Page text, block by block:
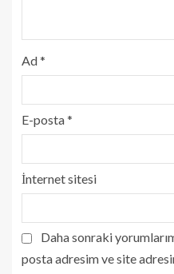
Ad*
E-posta*
İnternet sitesi
Daha sonraki
posta adresim ve site